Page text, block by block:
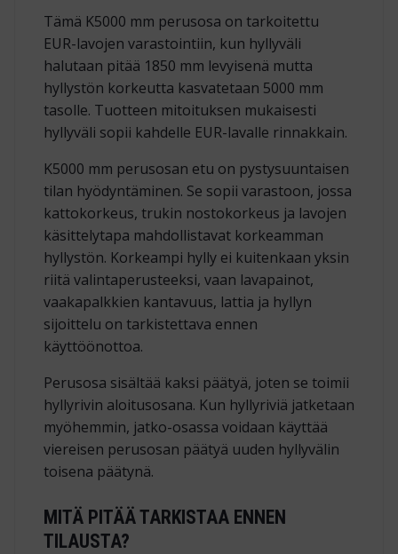
Tämä K5000 mm perusosa on tarkoitettu
EUR-lavojen varastointiin, kun hyllyväli
halutaan pitää 1850 mm levyisenä mutta
hyllystön korkeutta kasvatetaan 5000 mm
tasolle. Tuotteen mitoituksen mukaisesti
hyllyväli sopii kahdelle EUR-lavalle rinnakkain.
K5000 mm perusosan etu on pystysuuntaisen
tilan hyödyntäminen. Se sopii varastoon, jossa
kattokorkeus, trukin nostokorkeus ja lavojen
käsittelytapa mahdollistavat korkeamman
hyllystön. Korkeampi hylly ei kuitenkaan yksin
riitä valintaperusteeksi, vaan lavapainot,
vaakapalkkien kantavuus, lattia ja hyllyn
sijoittelu on tarkistettava ennen
käyttöönottoa.
Perusosa sisältää kaksi päätyä, joten se toimii
hyllyrivin aloitusosana. Kun hyllyriviä jatketaan
myöhemmin, jatko-osassa voidaan käyttää
viereisen perusosan päätyä uuden hyllyvälin
toisena päätynä.
MITÄ PITÄÄ TARKISTAA ENNEN
TILAUSTA?